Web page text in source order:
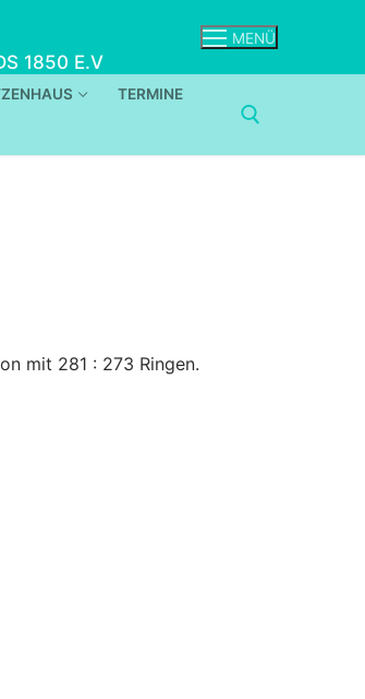
1850 E.V
MENÜ
TERMINE
mit 281 : 273 Ringen.